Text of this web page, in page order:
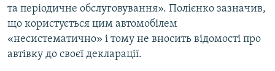
та періодичне обслуговування». Полієнко зазначив,
що користується цим автомобілем
«несистематично» і тому не вносить відомості про
автівку до своєї декларації.